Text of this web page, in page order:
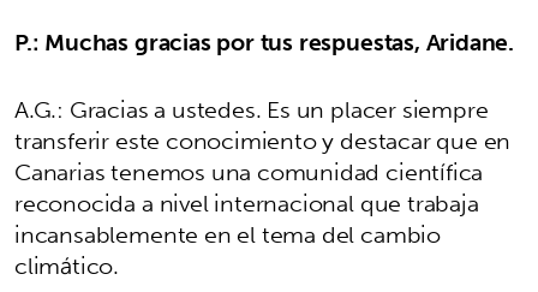
P.: Muchas gracias por tus respuestas, Aridane.
A.G.: Gracias a ustedes. Es un placer siempre
transferir este conocimiento y destacar que en
Canarias tenemos una comunidad científica
reconocida a nivel internacional que trabaja
incansablemente en el tema del cambio
climático.